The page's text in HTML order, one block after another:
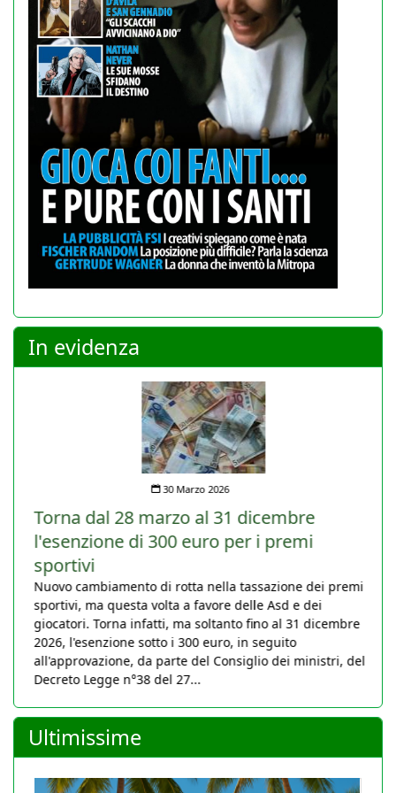
In evidenza
30 Marzo 2026
Torna dal 28 marzo al 31 dicembre
l'esenzione di 300 euro per i premi
sportivi
Nuovo cambiamento di rotta nella tassazione dei premi
sportivi, ma questa volta a favore delle Asd e dei
giocatori. Torna infatti, ma soltanto fino al 31 dicembre
2026, l'esenzione sotto i 300 euro, in seguito
all'approvazione, da parte del Consiglio dei ministri, del
Decreto Legge n°38 del 27...
Ultimissime